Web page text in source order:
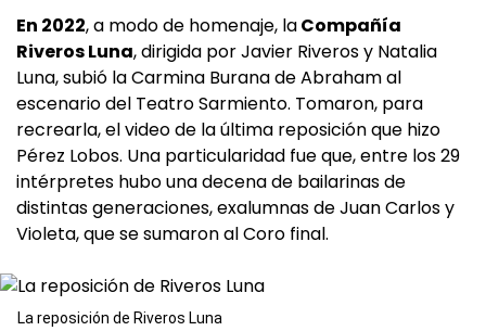
En 2022, a modo de homenaje, laCompañía
Riveros Luna, dirigida por Javier Riveros y Natalia
Luna, subió la Carmina Burana de Abraham al
escenario del Teatro Sarmiento. Tomaron, para
recrearla, el video de la última reposición que hizo
Pérez Lobos. Una particularidad fue que, entre los 29
intérpretes hubo una decena de bailarinas de
distintas generaciones, exalumnas de Juan Carlos y
Violeta, que se sumaron al Coro final.
La reposición de Riveros Luna